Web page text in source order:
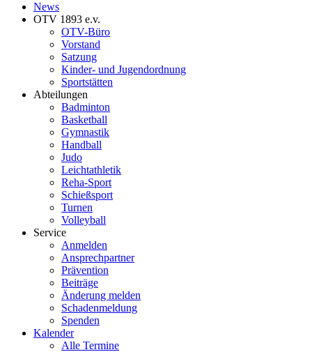
News
OTV 1893 e.v.
OTV-Büro
Vorstand
Satzung
Kinder- und Jugendordnung
Sportstätten
Abteilungen
Badminton
Basketball
Gymnastik
Handball
Judo
Leichtathletik
Reha-Sport
Schießsport
Turnen
Volleyball
Service
Anmelden
Ansprechpartner
Prävention
Beiträge
Änderung melden
Schadenmeldung
Spenden
Kalender
Alle Termine